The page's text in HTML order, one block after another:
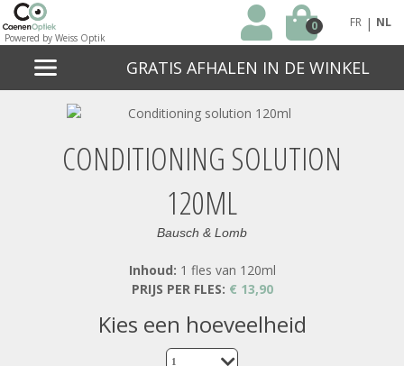
Powered by Weiss Optik
0 FR | NL
GRATIS AFHALEN IN DE WINKEL
CONDITIONING SOLUTION
120ML
Bausch & Lomb
Inhoud: 1 fles van 120ml
PRIJS PER FLES: € 13,90
kies een hoeveelheid
1